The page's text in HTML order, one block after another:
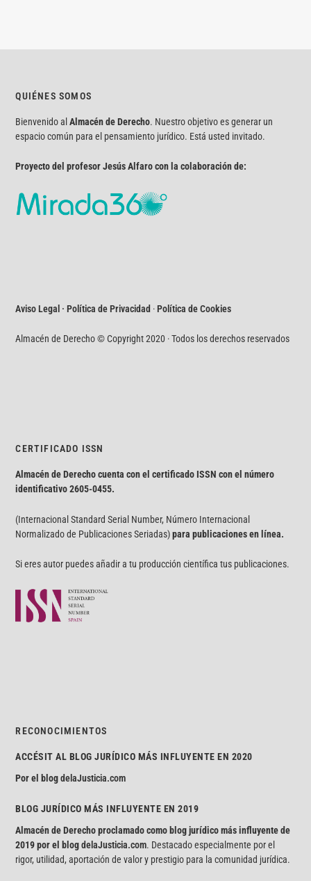
QUIÉNES SOMOS
Bienvenido alAlmacén de Derecho. Nuestro objetivo es generar un
espacio común para el pensamiento jurídico. Está usted invitado.
Proyecto del profesor Jesús Alfaro con la colaboración de:
Aviso Legal · Política de Privacidad ·Política de Cookies
Almacén de Derecho © Copyright 2020 · Todos los derechos reservados
CERTIFICADO ISSN
Almacén de Derecho cuenta con el certificado ISSN con el número
identificativo2605-0455.
(Internacional Standard Serial Number, Número Internacional
Normalizado de Publicaciones Seriadas)para publicaciones en línea.
Si eres autor puedes añadir a tu producción científica tus publicaciones.
RECONOCIMIENTOS
ACCÉSIT AL BLOG JURÍDICO MÁS INFLUYENTE EN 2020
Por el blogdelaJusticia.com
BLOG JURÍDICO MÁS INFLUYENTE EN 2019
Almacén de Derecho proclamado como blog jurídico más influyente de
2019 por el blogdelaJusticia.com. Destacado especialmente por el
rigor, utilidad, aportación de valor y prestigio para la comunidad jurídica.